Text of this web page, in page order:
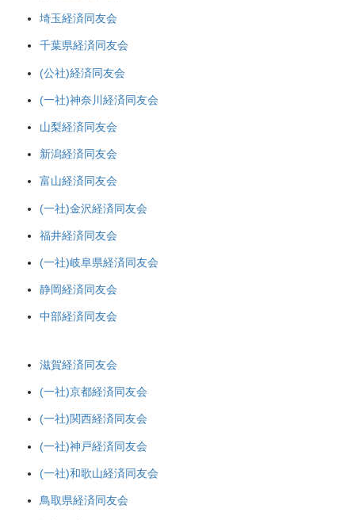
埼玉経済同友会
千葉県経済同友会
(公社)経済同友会
(一社)神奈川経済同友会
山梨経済同友会
新潟経済同友会
富山経済同友会
(一社)金沢経済同友会
福井経済同友会
(一社)岐阜県経済同友会
静岡経済同友会
中部経済同友会
滋賀経済同友会
(一社)京都経済同友会
(一社)関西経済同友会
(一社)神戸経済同友会
(一社)和歌山経済同友会
鳥取県経済同友会